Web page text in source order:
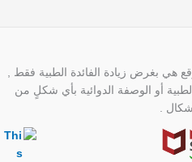
هي بغرض زيادة الفائدة الطبية فقط ,
أو الوصفة الدوائية بأي شكلٍ من
.